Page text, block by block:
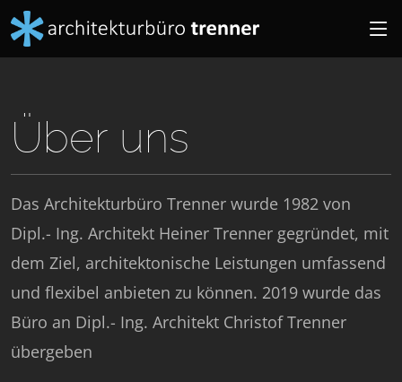
Über uns
Das Architekturbüro Trenner wurde 1982 von
Dipl.- Ing. Architekt Heiner Trenner gegründet, mit
dem Ziel, architektonische Leistungen umfassend
und flexibel anbieten zu können. 2019 wurde das
Büro an Dipl.- Ing. Architekt Christof Trenner
übergeben